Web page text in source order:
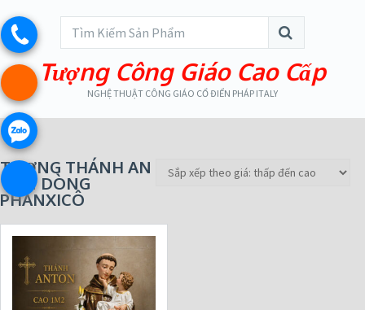
Tượng Công Giáo Cao Cấp
NGHỆ THUẬT CÔNG GIÁO CỔ ĐIỂN PHÁP ITALY
TƯỢNG THÁNH AN
TÔN DÒNG
PHANXICÔ